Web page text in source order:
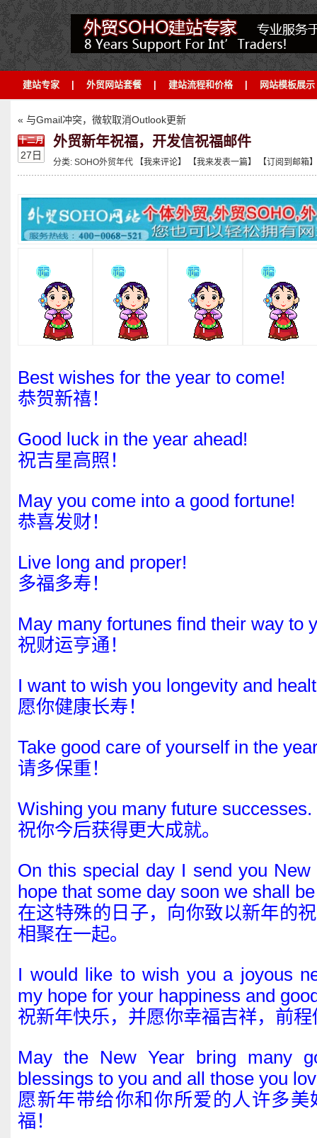
建站专家 外贸网站套餐 建站流程和价格 网站模板展示
« 与Gmail冲突，微软取消Outlook更新
十二月
27日
外贸新年祝福，开发信祝福邮件
分类: SOHO外贸年代 【我来评论】 【我来发表一篇】 【订阅到邮箱】
Best wishes for the year to come!
恭贺新禧！
Good luck in the year ahead!
祝吉星高照！
May you come into a good fortune!
恭喜发财！
Live long and proper!
多福多寿！
May many fortunes find their way to
祝财运亨通！
I want to wish you longevity and
愿你健康长寿！
Take good care of yourself in the
请多保重！
Wishing you many future successes.
祝你今后获得更大成就。
On this special day I send you New
hope that some day soon we shall
在这特殊的日子，向你致以新年的
相聚在一起。
I would like to wish you a joyous
my hope for your happiness and
祝新年快乐，并愿你幸福吉祥，前
May the New Year bring many
blessings to you and all those you
愿新年带给你和你所爱的人许多
福！